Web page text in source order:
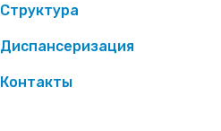
Структура
Диспансеризация
Контакты